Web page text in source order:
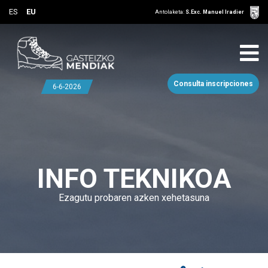
ES EU Antolaketa: S.Exc. Manuel Iradier
Consulta inscripciones
6-6-2026
INFO TEKNIKOA
Ezagutu probaren azken xehetasuna